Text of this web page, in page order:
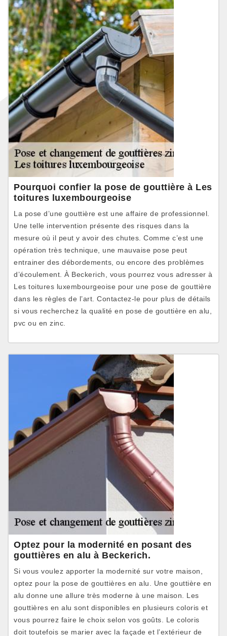
Pourquoi confier la pose de gouttière à Les
toitures luxembourgeoise
La pose d’une gouttière est une affaire de professionnel.
Une telle intervention présente des risques dans la
mesure où il peut y avoir des chutes. Comme c’est une
opération très technique, une mauvaise pose peut
entrainer des débordements, ou encore des problèmes
d’écoulement. À Beckerich, vous pourrez vous adresser à
Les toitures luxembourgeoise pour une pose de gouttière
dans les règles de l’art. Contactez-le pour plus de détails
si vous recherchez la qualité en pose de gouttière en alu,
pvc ou en zinc.
Optez pour la modernité en posant des
gouttières en alu à Beckerich.
Si vous voulez apporter la modernité sur votre maison,
optez pour la pose de gouttières en alu. Une gouttière en
alu donne une allure très moderne à une maison. Les
gouttières en alu sont disponibles en plusieurs coloris et
vous pourrez faire le choix selon vos goûts. Le coloris
doit toutefois se marier avec la façade et l’extérieur de